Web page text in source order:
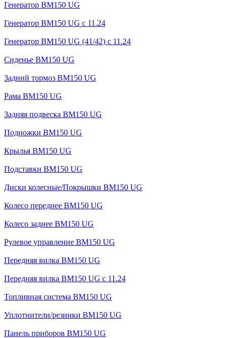
Генератор BM150 UG
Генератор BM150 UG с 11.24
Генератор BM150 UG (41/42) с 11.24
Сиденье BM150 UG
Задний тормоз BM150 UG
Рама BM150 UG
Задняя подвеска BM150 UG
Подножки BM150 UG
Крылья BM150 UG
Подставки BM150 UG
Диски колесные/Покрышки BM150 UG
Колесо переднее BM150 UG
Колесо заднее BM150 UG
Рулевое управление BM150 UG
Передняя вилка BM150 UG
Передняя вилка BM150 UG с 11.24
Топливная система BM150 UG
Уплотнители/резинки BM150 UG
Панель приборов BM150 UG